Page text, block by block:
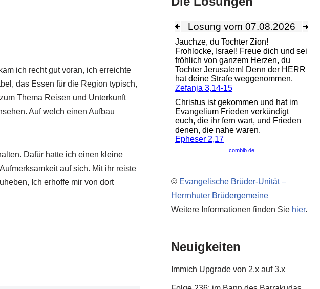
ich recht gut voran, ich erreichte
das Essen für die Region typisch,
Thema Reisen und Unterkunft
Auf welch einen Aufbau
Dafür hatte ich einen kleine
auf sich. Mit ihr reiste
Ich erhoffe mir von dort
© Evangelische Brüder-Unität –
Herrnhuter Brüdergemeine
Weitere Informationen finden Sie hier.
Neuigkeiten
Immich Upgrade von 2.x auf 3.x